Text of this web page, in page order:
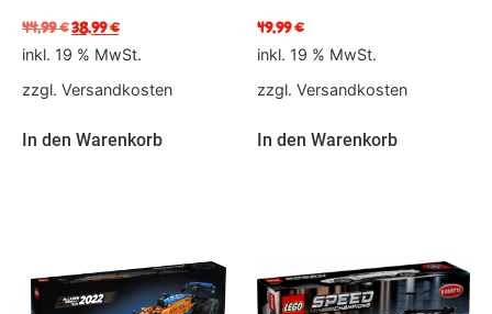
44,99€38,99€
inkl. 19 % MwSt.
zzgl. Versandkosten
In den Warenkorb
49,99€
inkl. 19 % MwSt.
zzgl. Versandkosten
In den Warenkorb